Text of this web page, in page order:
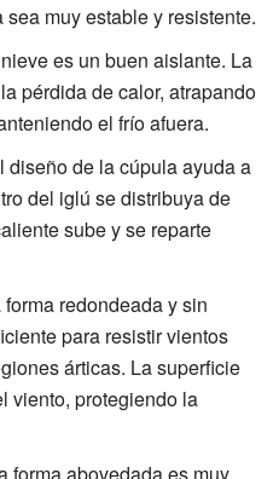
muy estable y resistente.
es un buen aislante. La
pérdida de calor, atrapando
el frío afuera.
diseño de la cúpula ayuda a
del iglú se distribuya de
sube y se reparte
forma redondeada y sin
para resistir vientos
árticas. La superficie
viento, protegiendo la
forma abovedada es muy